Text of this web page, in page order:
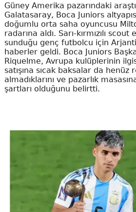
Güney Amerika pazarındaki
Galatasaray, Boca Juniors
doğumlu orta saha oyuncusu
radarına aldı. Sarı-kırmızılı
sunduğu genç futbolcu için
haberler geldi. Boca Juniors
Riquelme, Avrupa kulüplerinin
satışına sıcak baksalar da
almadıklarını ve pazarlık
şartları olduğunu belirtti.